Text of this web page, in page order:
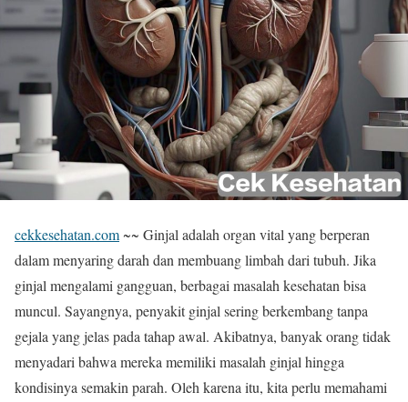
cekkesehatan.com ~~ Ginjal adalah organ vital yang berperan
dalam menyaring darah dan membuang limbah dari tubuh. Jika
ginjal mengalami gangguan, berbagai masalah kesehatan bisa
muncul. Sayangnya, penyakit ginjal sering berkembang tanpa
gejala yang jelas pada tahap awal. Akibatnya, banyak orang tidak
menyadari bahwa mereka memiliki masalah ginjal hingga
kondisinya semakin parah. Oleh karena itu, kita perlu memahami